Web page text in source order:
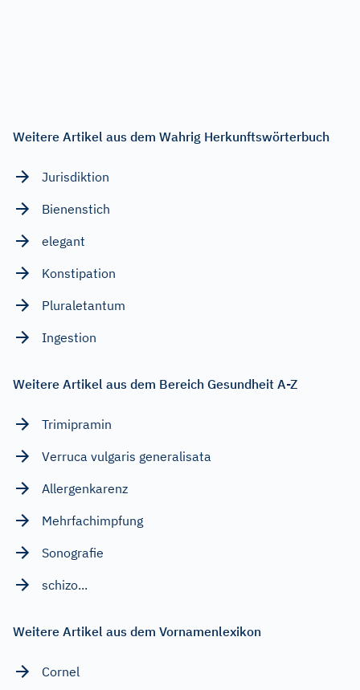
Weitere Artikel aus dem Wahrig Herkunftswörterbuch
Jurisdiktion
Bienenstich
elegant
Konstipation
Pluraletantum
Ingestion
Weitere Artikel aus dem Bereich Gesundheit A-Z
Trimipramin
Verruca vulgaris generalisata
Allergenkarenz
Mehrfachimpfung
Sonografie
schizo...
Weitere Artikel aus dem Vornamenlexikon
Cornel